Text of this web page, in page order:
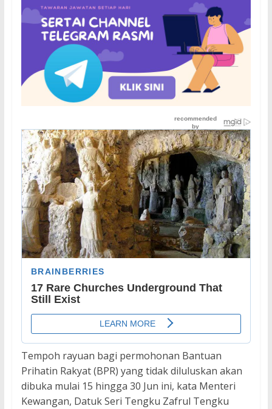
Tempoh rayuan bagi permohonan Bantuan
Prihatin Rakyat (BPR) yang tidak diluluskan akan
dibuka mulai 15 hingga 30 Jun ini, kata Menteri
Kewangan, Datuk Seri Tengku Zafrul Tengku